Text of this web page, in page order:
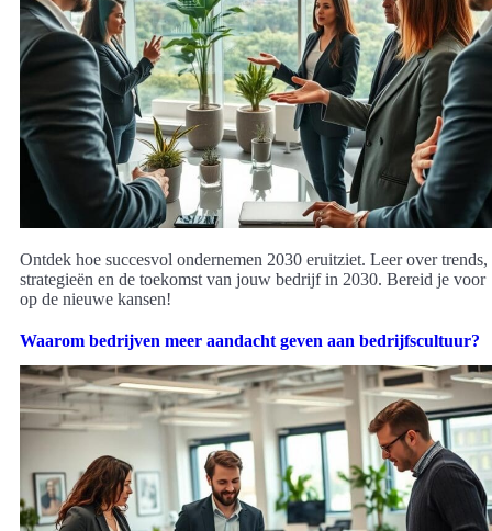
Ontdek hoe succesvol ondernemen 2030 eruitziet. Leer over trends,
strategieën en de toekomst van jouw bedrijf in 2030. Bereid je voor
op de nieuwe kansen!
Waarom bedrijven meer aandacht geven aan bedrijfscultuur?